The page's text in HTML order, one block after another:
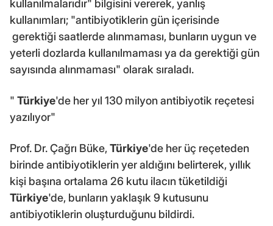
kullanılmalarıdır" bilgisini vererek, yanlış
kullanımları; "antibiyotiklerin gün içerisinde
gerektiği saatlerde alınmaması, bunların uygun ve
yeterli dozlarda kullanılmaması ya da gerektiği gün
sayısında alınmaması" olarak sıraladı.
" Türkiye'de her yıl 130 milyon antibiyotik reçetesi
yazılıyor"
Prof. Dr. Çağrı Büke,Türkiye'de her üç reçeteden
birinde antibiyotiklerin yer aldığını belirterek, yıllık
kişi başına ortalama 26 kutu ilacın tüketildiği
Türkiye'de, bunların yaklaşık 9 kutusunu
antibiyotiklerin oluşturduğunu bildirdi.